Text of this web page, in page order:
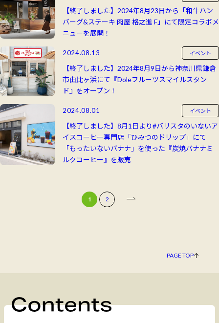
【終了しました】2024年8月23日から「和牛ハン
バーグ&ステーキ 肉屋 格之進 F」にて限定コラボメ
ニューを展開！
2024.08.13 イベント
【終了しました】2024年8月9日から神奈川県鎌倉
市由比ヶ浜にて『Doleフルーツスマイルスタン
ド』をオープン！
2024.08.01 イベント
【終了しました】8月1日より#バリスタのいないア
イスコーヒー専門店「ひみつのドリップ」にて
「もったいないバナナ」を使った『炭焼バナナミ
ルクコーヒー』を販売
1 2
PAGE TOP